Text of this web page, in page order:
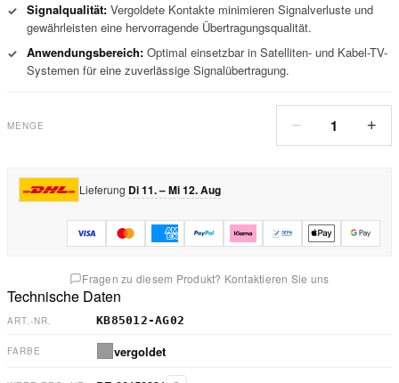
✓ Signalqualität: Vergoldete Kontakte minimieren Signalverluste und
gewährleisten eine hervorragende Übertragungsqualität.
✓ Anwendungsbereich: Optimal einsetzbar in Satelliten- und Kabel-TV-
Systemen für eine zuverlässige Signalübertragung.
MENGE − 1 +
Lieferung Di 11. – Mi 12. Aug
Fragen zu diesem Produkt? Kontaktieren Sie uns
Technische Daten
ART.-NR. KB85012-AG02
FARBE vergoldet